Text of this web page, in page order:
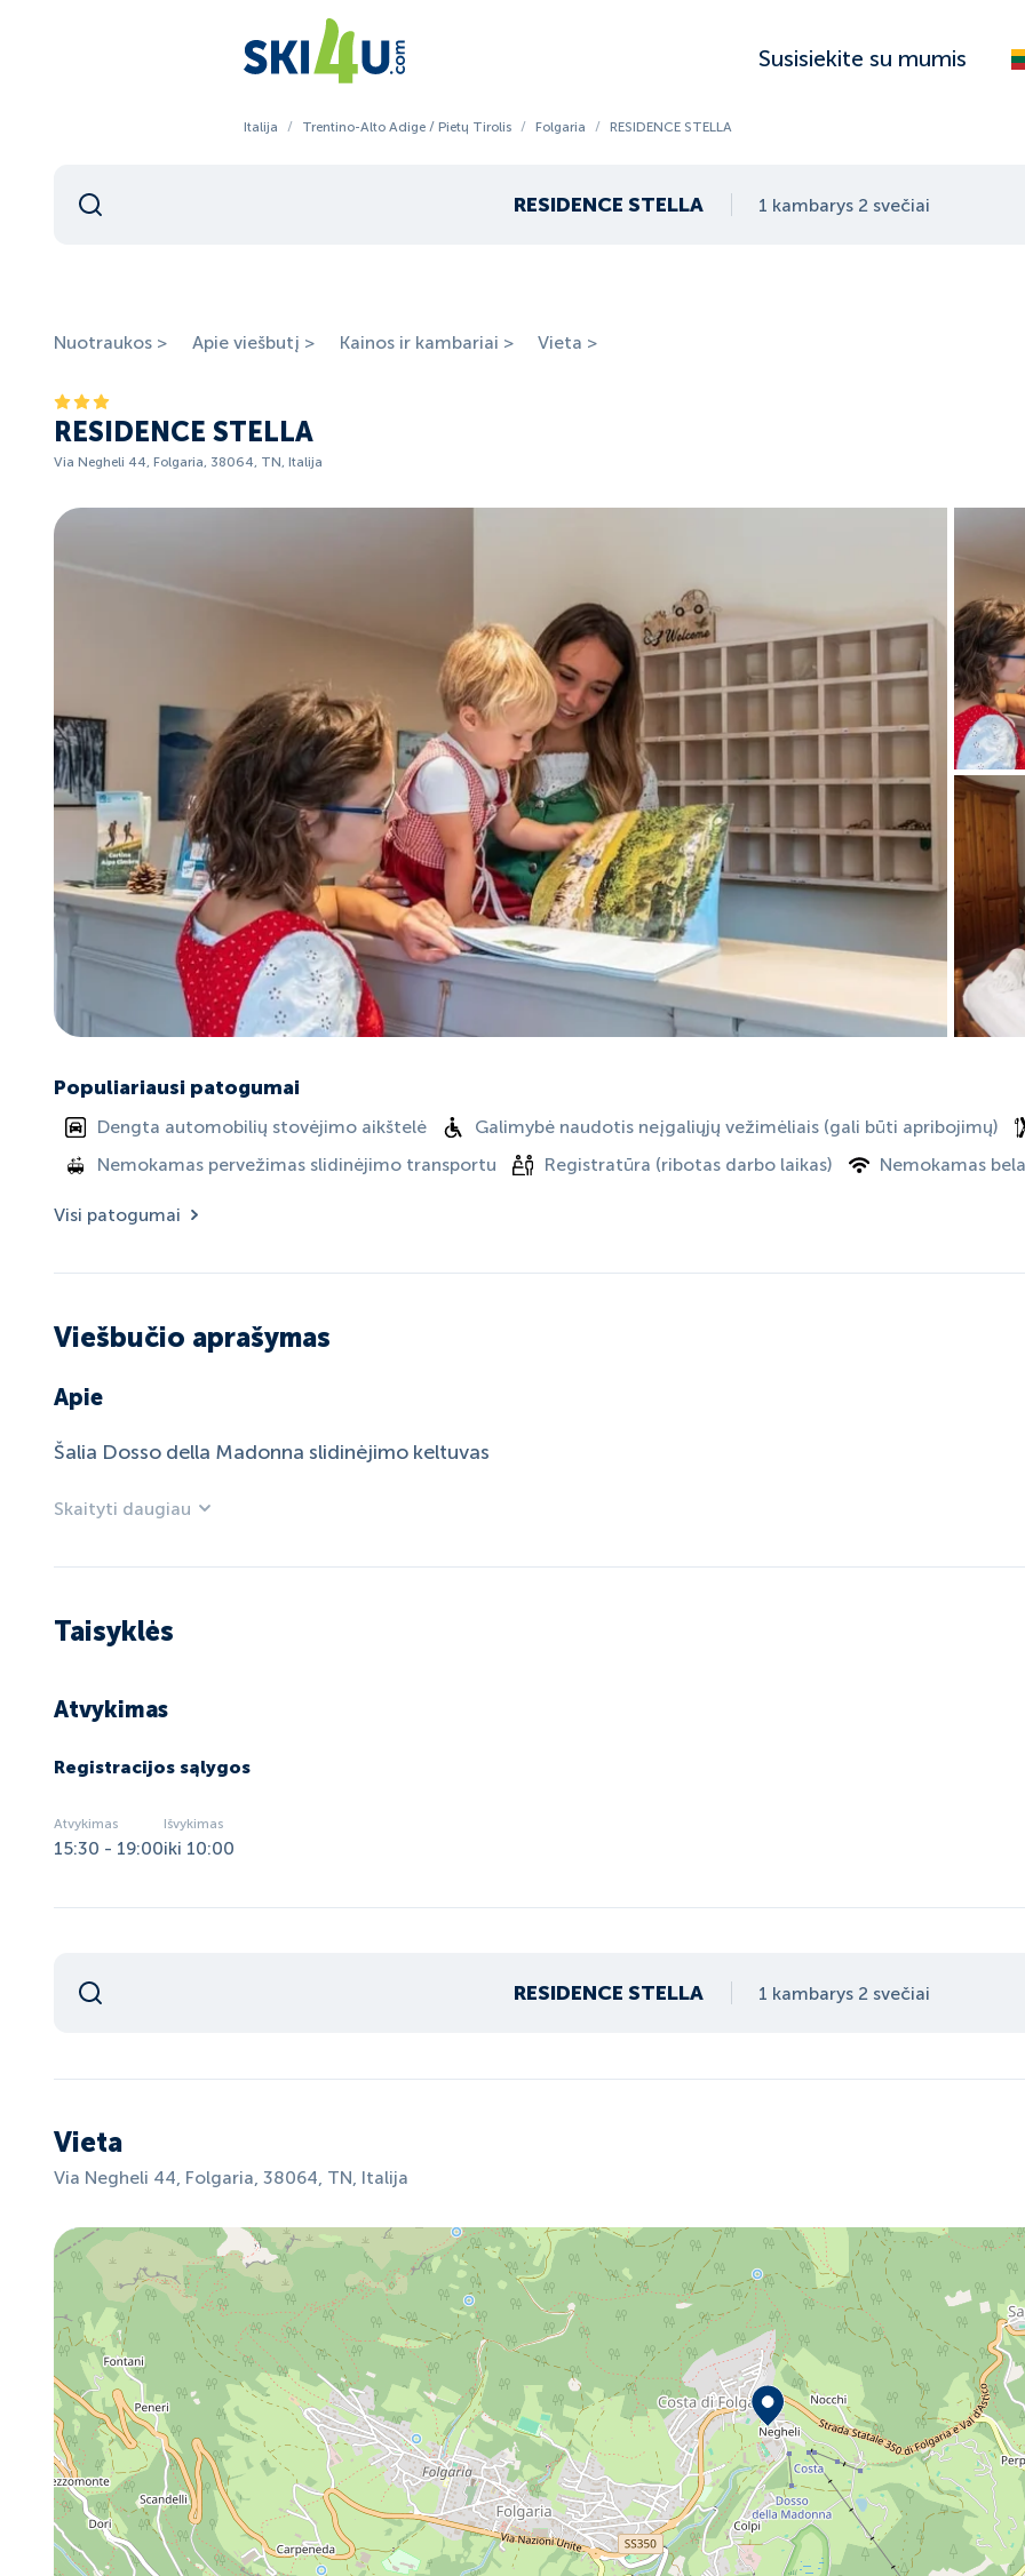
Susisiekite su mumis
Italija / Trentino-Alto Adige / Pietų Tirolis / Folgaria / RESIDENCE STELLA
RESIDENCE STELLA 1 kambarys 2 svečiai
Nuotraukos > Apie viešbutį > Kainos ir kambariai > Vieta >
RESIDENCE STELLA
Via Negheli 44, Folgaria, 38064, TN, Italija
Populiariausi patogumai
Dengta automobilių stovėjimo aikštelė Galimybė naudotis neįgaliųjų vežimėliais (gali būti apribojimų)
Nemokamas pervežimas slidinėjimo transportu
Registratūra (ribotas darbo laikas) Nemokamas
Visi patogumai
Viešbučio aprašymas
Apie
Šalia Dosso della Madonna slidinėjimo keltuvas
Skaityti daugiau
Taisyklės
Atvykimas
Registracijos sąlygos
Atvykimas
15:30 - 19:00
Išvykimas
iki 10:00
RESIDENCE STELLA 1 kambarys 2 svečiai
Vieta
Via Negheli 44, Folgaria, 38064, TN, Italija